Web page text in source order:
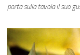
porta sulla tavola il suo